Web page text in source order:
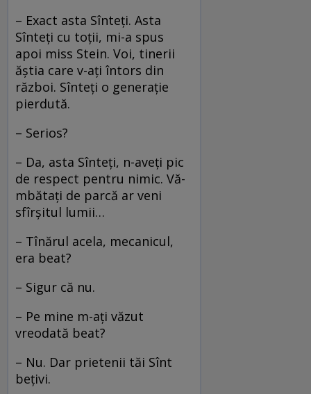
– Exact asta Sînteţi. Asta
Sînteţi cu toţii, mi-a spus
apoi miss Stein. Voi, tinerii
ăştia care v-aţi întors din
război. Sînteţi o generaţie
pierdută.
– Serios?
– Da, asta Sînteţi, n-aveţi pic
de respect pentru nimic. Vă-
mbătaţi de parcă ar veni
sfîrşitul lumii…
– Tînărul acela, mecanicul,
era beat?
– Sigur că nu.
– Pe mine m-aţi văzut
vreodată beat?
– Nu. Dar prietenii tăi Sînt
beţivi.